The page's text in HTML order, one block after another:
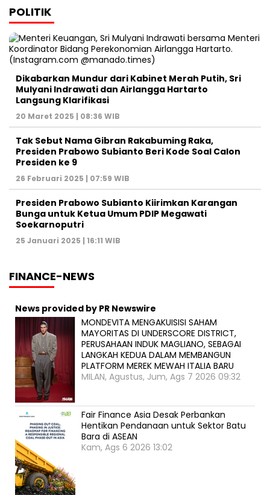
POLITIK
Dikabarkan Mundur dari Kabinet Merah Putih, Sri
Mulyani Indrawati dan Airlangga Hartarto
Langsung Klarifikasi
20 Maret 2025 | 08:36 WIB
Tak Sebut Nama Gibran Rakabuming Raka,
Presiden Prabowo Subianto Beri Kode Soal Calon
Presiden ke 9
26 Februari 2025 | 07:59 WIB
Presiden Prabowo Subianto Kiirimkan Karangan
Bunga untuk Ketua Umum PDIP Megawati
Soekarnoputri
25 Januari 2025 | 16:11 WIB
FINANCE-NEWS
News provided by PR Newswire
MONDEVITA MENGAKUISISI SAHAM
MAYORITAS DI UNDERSCORE DISTRICT,
PERUSAHAAN INDUK MAGLIANO, SEBAGAI
LANGKAH KEDUA DALAM MEMBANGUN
PLATFORM MEREK MEWAH ITALIA BARU
MILAN, Agustus, Jum, Ags 7 2026 09:32
Fair Finance Asia Desak Perbankan
Hentikan Pendanaan untuk Sektor Batu
Bara di ASEAN
Kam, Ags 6 2026 13:02